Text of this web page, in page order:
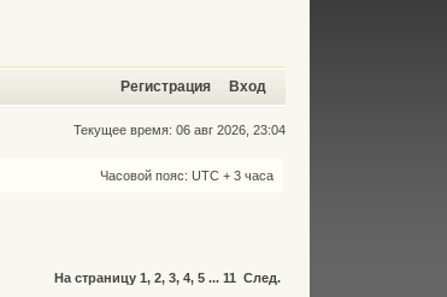
Регистрация Вход
Текущее время: 06 авг 2026, 23:04
Часовой пояс: UTC + 3 часа
На страницу 1,2,3,4,5 ...11 След.